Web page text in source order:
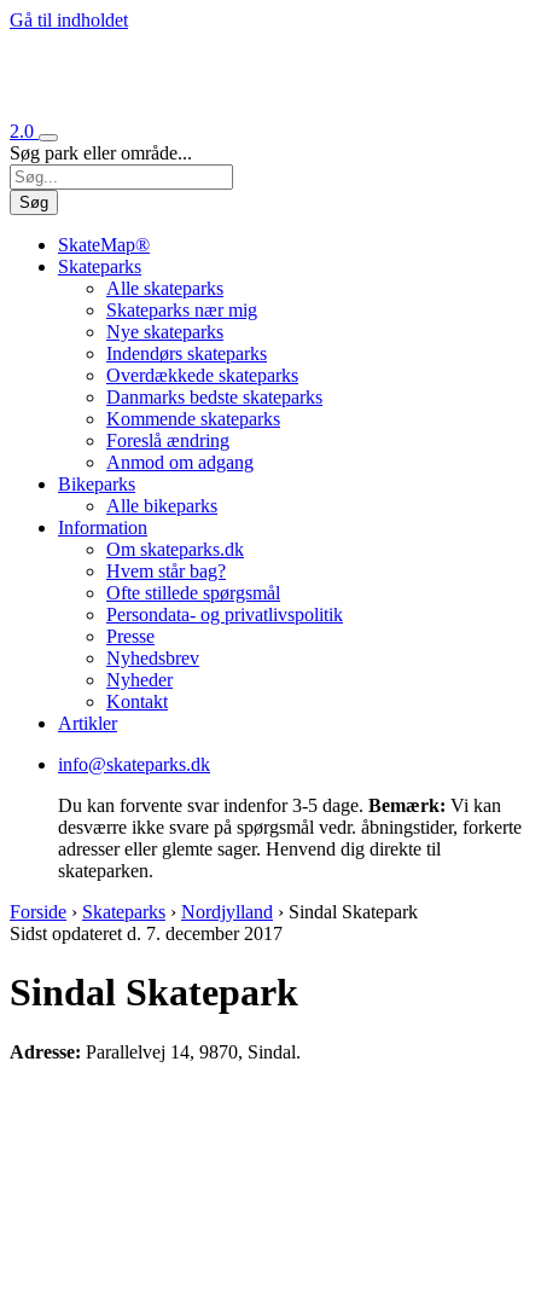
Gå til indholdet
2.0
Søg park eller område...
Søg
SkateMap®
Skateparks
Alle skateparks
Skateparks nær mig
Nye skateparks
Indendørs skateparks
Overdækkede skateparks
Danmarks bedste skateparks
Kommende skateparks
Foreslå ændring
Anmod om adgang
Bikeparks
Alle bikeparks
Information
Om skateparks.dk
Hvem står bag?
Ofte stillede spørgsmål
Persondata- og privatlivspolitik
Presse
Nyhedsbrev
Nyheder
Kontakt
Artikler
info@skateparks.dk
Du kan forvente svar indenfor 3-5 dage. Bemærk: Vi kan
desværre ikke svare på spørgsmål vedr. åbningstider, forkerte
adresser eller glemte sager. Henvend dig direkte til
skateparken.
Forside › Skateparks › Nordjylland › Sindal Skatepark
Sidst opdateret d. 7. december 2017
Sindal Skatepark
Adresse: Parallelvej 14, 9870, Sindal.